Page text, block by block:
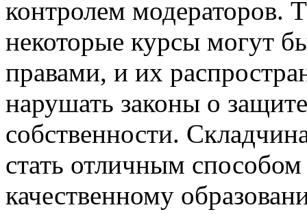
контролем модераторов.
некоторые курсы могут
правами, и их
нарушать законы о
собственности.
стать отличным
качественному